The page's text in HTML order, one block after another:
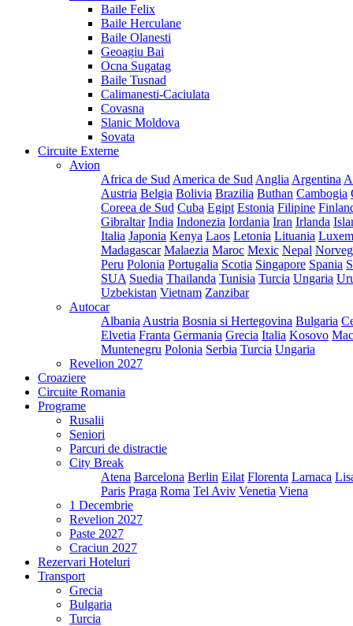
Baile Felix
Baile Herculane
Baile Olanesti
Geoagiu Bai
Ocna Sugatag
Baile Tusnad
Calimanesti-Caciulata
Covasna
Slanic Moldova
Sovata
Circuite Externe
Avion
Africa de Sud America de Sud Anglia Argentina
Austria Belgia Bolivia Brazilia Buthan Cambogia
Coreea de Sud Cuba Egipt Estonia Filipine
Gibraltar India Indonezia Iordania Iran Irlanda
Italia Japonia Kenya Laos Letonia Lituania
Madagascar Malaezia Maroc Mexic Nepal
Peru Polonia Portugalia Scotia Singapore Spania
SUA Suedia Thailanda Tunisia Turcia Ungaria
Uzbekistan Vietnam Zanzibar
Autocar
Albania Austria Bosnia si Hertegovina Bulgaria
Elvetia Franta Germania Grecia Italia Kosovo
Muntenegru Polonia Serbia Turcia Ungaria
Revelion 2027
Croaziere
Circuite Romania
Programe
Rusalii
Seniori
Parcuri de distractie
City Break
Atena Barcelona Berlin Eilat Florenta Larnaca
Paris Praga Roma Tel Aviv Venetia Viena
1 Decembrie
Revelion 2027
Paste 2027
Craciun 2027
Rezervari Hoteluri
Transport
Grecia
Bulgaria
Turcia